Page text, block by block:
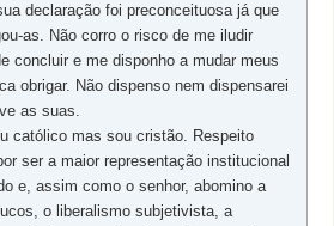
declaração foi preconceituosa já que
as. Não corro o risco de me iludir
concluir e me disponho a mudar meus
obrigar. Não dispenso nem dispensarei
as suas.
católico mas sou cristão. Respeito
ser a maior representação institucional
e, assim como o senhor, abomino a
o liberalismo subjetivista, a